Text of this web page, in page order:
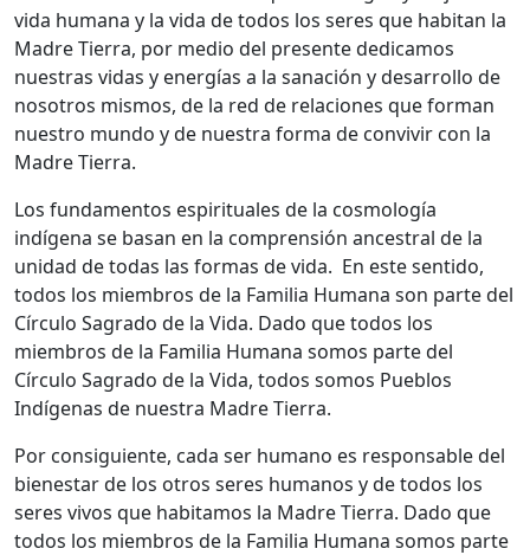
vida humana y la vida de todos los seres que habitan la
Madre Tierra, por medio del presente dedicamos
nuestras vidas y energías a la sanación y desarrollo de
nosotros mismos, de la red de relaciones que forman
nuestro mundo y de nuestra forma de convivir con la
Madre Tierra.
Los fundamentos espirituales de la cosmología
indígena se basan en la comprensión ancestral de la
unidad de todas las formas de vida. En este sentido,
todos los miembros de la Familia Humana son parte del
Círculo Sagrado de la Vida. Dado que todos los
miembros de la Familia Humana somos parte del
Círculo Sagrado de la Vida, todos somos Pueblos
Indígenas de nuestra Madre Tierra.
Por consiguiente, cada ser humano es responsable del
bienestar de los otros seres humanos y de todos los
seres vivos que habitamos la Madre Tierra. Dado que
todos los miembros de la Familia Humana somos parte